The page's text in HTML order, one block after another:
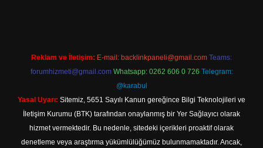
Reklam ve İletişim: E-mail: backlinkpaneli@gmail.com Teams:
forumhizmeti@gmail.com Whatsapp: 0262 606 0 726 Telegram:
@karabul
Yasal Uyarı: Sitemiz, 5651 Sayılı Kanun gereğince Bilgi Teknolojileri ve
İletişim Kurumu (BTK) tarafından onaylanmış bir Yer Sağlayıcı olarak
hizmet vermektedir. Bu nedenle, sitedeki içerikleri proaktif olarak
denetleme veya araştırma yükümlülüğümüz bulunmamaktadır. Ancak,